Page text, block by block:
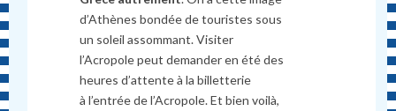
d’Athènes bondée de touristes sous
un soleil assommant. Visiter
l’Acropole peut demander en été des
heures d’attente à la billetterie
à l’entrée de l’Acropole. Et bien voilà,